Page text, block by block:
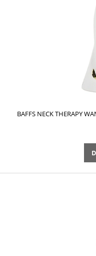
BAFFS NECK THERAPY